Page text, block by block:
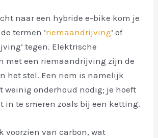
naar een hybride e-bike kom je
termen ‘riemaandrijving’ of
tegen. Elektrische
met een riemaandrijving zijn de
het stel. Een riem is namelijk
weinig onderhoud nodig; je hoeft
in te smeren zoals bij een ketting.
voorzien van carbon, wat